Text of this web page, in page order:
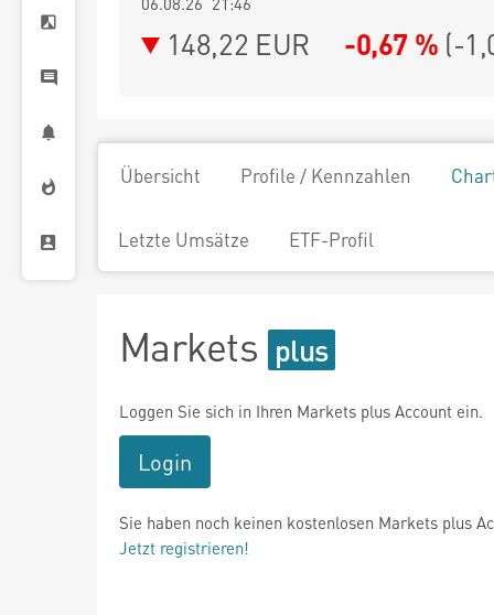
148,22 EUR -0,67 % (-
Übersicht Profile / Kennzahlen
Letzte Umsätze ETF-Profil
Markets
Loggen Sie sich in Ihren Markets plus Account ein.
Login
Sie haben noch keinen kostenlosen Markets plus
Jetzt registrieren!